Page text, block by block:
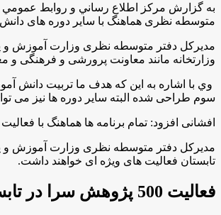
به گزارش مركز اطلاع رساني و روابط
متوسطه نظری هماهنگ با سایر دوره های
وزارتخانه مانند معاونت پرورشی و فرهنگی
وي با اشاره به اين كه هدف ما تربیت دانش
سوم طراحی شده البته سایر دوره ها نیز می
افشانی افزود: تمام برنامه ها هماهنگ با
تابستان فعالیت های ویژه ای خواهند داشت.
فعالیت 500 پژوهش سرا در تابستان برای غنی سازی اوقات فراغت دانش آموزان